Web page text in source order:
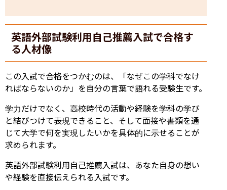
英語外部試験利用自己推薦入試で合格す
る人材像
この入試で合格をつかむのは、「なぜこの学科でなけ
ればならないのか」を自分の言葉で語れる受験生です。
学力だけでなく、高校時代の活動や経験を学科の学び
と結びつけて表現できること、そして面接や書類を通
じて大学で何を実現したいかを具体的に示せることが
求められます。
英語外部試験利用自己推薦入試は、あなた自身の想い
や経験を直接伝えられる入試です。